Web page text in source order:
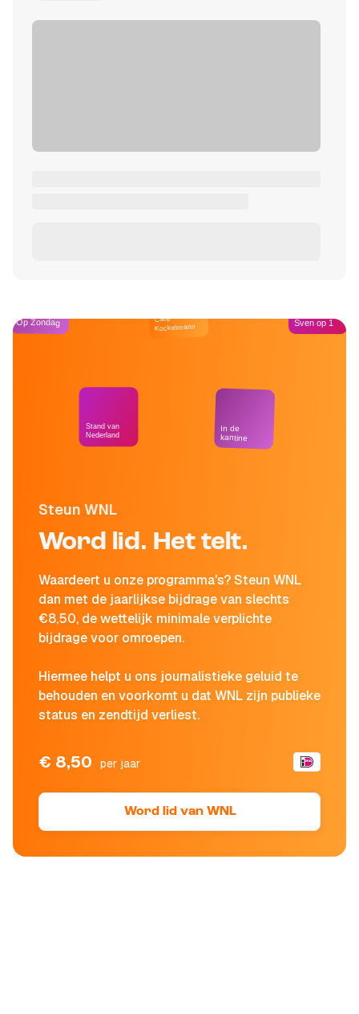
Steun WNL
Word lid. Het telt.
Waardeert u onze programma's? Steun WNL
dan met de jaarlijkse bijdrage van slechts
€8,50, de wettelijk minimale verplichte
bijdrage voor omroepen.
Hiermee helpt u ons journalistieke geluid te
behouden en voorkomt u dat WNL zijn publieke
status en zendtijd verliest.
€ 8,50 per jaar
Word lid van WNL
Op Zondag
Stand van
Nederland
Café
Kockelmann
In de
kantine
Sven op 1